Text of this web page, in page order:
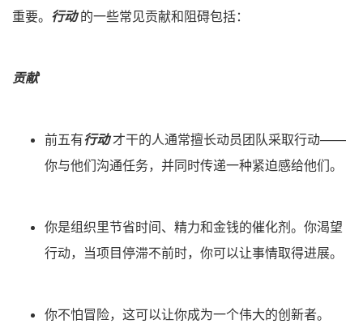
重要。 行动的一些常见贡献和阻碍包括：
贡献
前五有行动才干的人通常擅长动员团队采取行动——
你与他们沟通任务，并同时传递一种紧迫感给他们。
你是组织里节省时间、精力和金钱的催化剂。你渴望
行动，当项目停滞不前时，你可以让事情取得进展。
你不怕冒险，这可以让你成为一个伟大的创新者。